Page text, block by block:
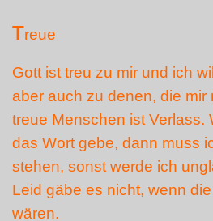
Treue
Gott ist treu zu mir und ich
aber auch zu denen, die mir
treue Menschen ist Verlass.
das Wort gebe, dann muss
stehen, sonst werde ich
Leid gäbe es nicht, wenn
wären.